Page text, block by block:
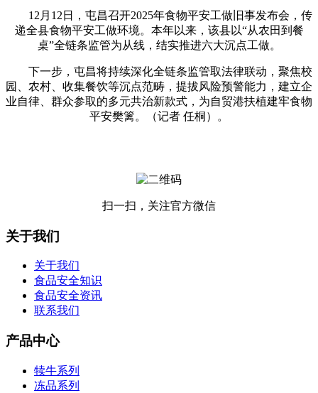
12月12日，屯昌召开2025年食物平安工做旧事发布会，传
递全县食物平安工做环境。本年以来，该县以“从农田到餐
桌”全链条监管为从线，结实推进六大沉点工做。
下一步，屯昌将持续深化全链条监管取法律联动，聚焦校
园、农村、收集餐饮等沉点范畴，提拔风险预警能力，建立企
业自律、群众参取的多元共治新款式，为自贸港扶植建牢食物
平安樊篱。（记者 任桐）。
扫一扫，关注官方微信
关于我们
关于我们
食品安全知识
食品安全资讯
联系我们
产品中心
犊牛系列
冻品系列